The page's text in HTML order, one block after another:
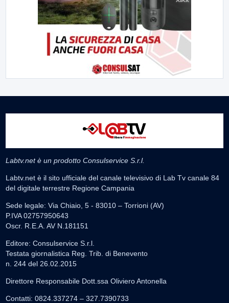
Labtv.net è un prodotto Consulservice S.r.l.
Labtv.net è il sito ufficiale del canale televisivo di Lab Tv canale 84
del digitale terrestre Regione Campania
Sede legale: Via Chiaio, 5 - 83010 – Torrioni (AV)
P.IVA 02757950643
Oscr. R.E.A. AV N.181151
Editore: Consulservice S.r.l.
Testata giornalistica Reg. Trib. di Benevento
n. 244 del 26.02.2015
Direttore Responsabile Dott.ssa Oliviero Antonella
Contatti: 0824.337274 – 327.7390733